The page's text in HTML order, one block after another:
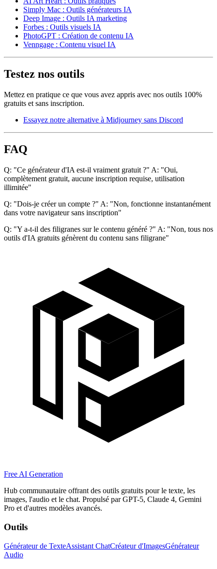
Simply Mac : Outils générateurs IA
Deep Image : Outils IA marketing
Forbes : Outils visuels IA
PhotoGPT : Création de contenu IA
Venngage : Contenu visuel IA
Testez nos outils
Mettez en pratique ce que vous avez appris avec nos outils 100%
gratuits et sans inscription.
Essayez notre alternative à Midjourney sans Discord
FAQ
Q: "Ce générateur d'IA est-il vraiment gratuit ?" A: "Oui,
complètement gratuit, aucune inscription requise, utilisation
illimitée"
Q: "Dois-je créer un compte ?" A: "Non, fonctionne instantanément
dans votre navigateur sans inscription"
Q: "Y a-t-il des filigranes sur le contenu généré ?" A: "Non, tous nos
outils d'IA gratuits génèrent du contenu sans filigrane"
Free AI Generation
Hub communautaire offrant des outils gratuits pour le texte, les
images, l'audio et le chat. Propulsé par GPT-5, Claude 4, Gemini
Pro et d'autres modèles avancés.
Outils
Générateur de TexteAssistant ChatCréateur d'ImagesGénérateur
Audio